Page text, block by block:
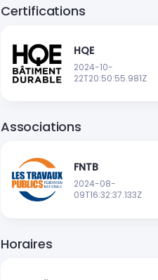
Certifications
HQE
2024-10-
22T20:50:55.981Z
Associations
FNTB
2024-08-
09T16:32:37.133Z
Horaires